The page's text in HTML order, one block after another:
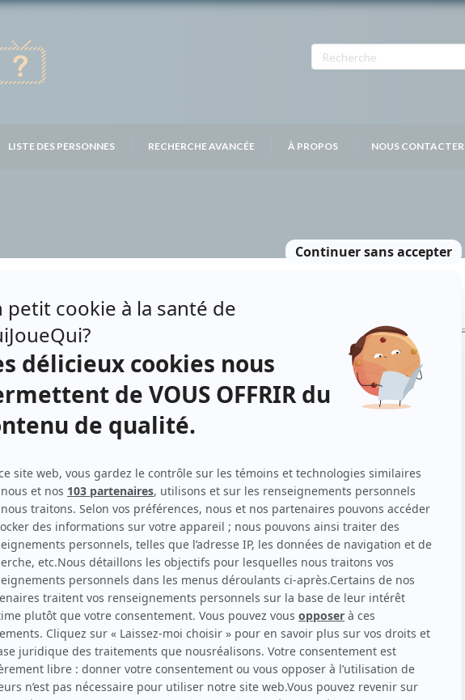
LISTE DES PERSONNES RECHERCHE AVANCÉE À PROPOS NOUS CONTACTER
DU MONDE
est
fait
Rosalie